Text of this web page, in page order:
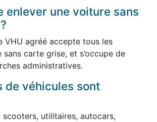
enlever une voiture sans
VHU agréé accepte tous les
sans carte grise, et s’occupe de
administratives.
de véhicules sont
scooters, utilitaires, autocars,